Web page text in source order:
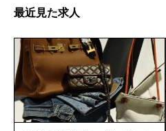
最近見た求人